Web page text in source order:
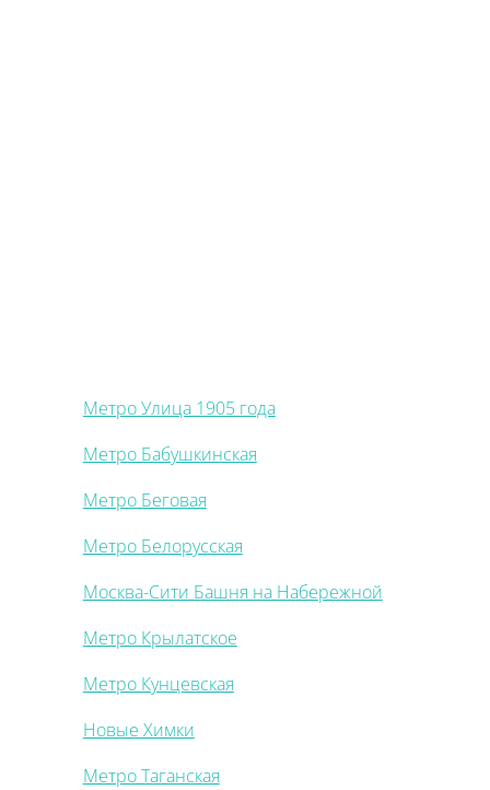
Метро Улица 1905 года
Метро Бабушкинская
Метро Беговая
Метро Белорусская
Москва-Сити Башня на Набережной
Метро Крылатское
Метро Кунцевская
Новые Химки
Метро Таганская